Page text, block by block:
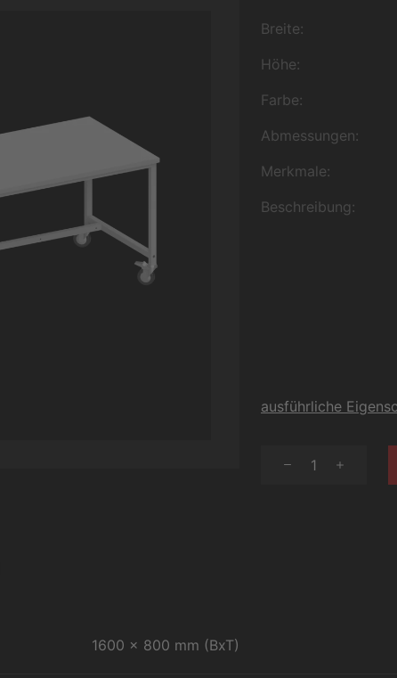
Breite:
Höhe:
Farbe:
Abmessungen:
Merkmale:
Beschreibung:
ausführliche
1
1600 x 800 mm (BxT)